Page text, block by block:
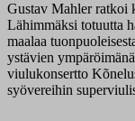
Gustav Mahler ratkoi
Lähimmäksi totuutta
maalaa
ystävien
viulukonsertto
syövereihin